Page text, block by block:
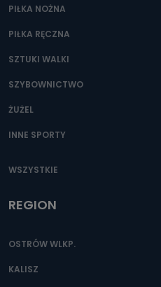
PIŁKA NOŻNA
PIŁKA RĘCZNA
SZTUKI WALKI
SZYBOWNICTWO
ŻUŻEL
INNE SPORTY
WSZYSTKIE
REGION
OSTRÓW WLKP.
KALISZ